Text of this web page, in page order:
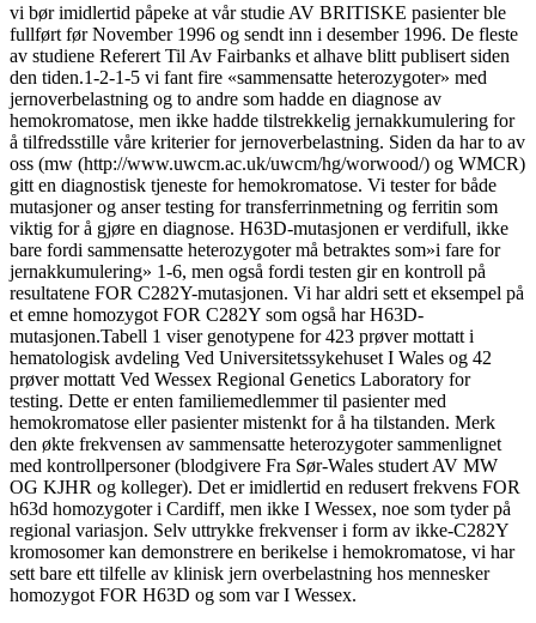
vi bør imidlertid påpeke at vår studie AV BRITISKE pasienter ble
fullført før November 1996 og sendt inn i desember 1996. De fleste
av studiene Referert Til Av Fairbanks et alhave blitt publisert siden
den tiden.1-2-1-5 vi fant fire «sammensatte heterozygoter» med
jernoverbelastning og to andre som hadde en diagnose av
hemokromatose, men ikke hadde tilstrekkelig jernakkumulering for
å tilfredsstille våre kriterier for jernoverbelastning. Siden da har to av
oss (mw (http://www.uwcm.ac.uk/uwcm/hg/worwood/) og WMCR)
gitt en diagnostisk tjeneste for hemokromatose. Vi tester for både
mutasjoner og anser testing for transferrinmetning og ferritin som
viktig for å gjøre en diagnose. H63D-mutasjonen er verdifull, ikke
bare fordi sammensatte heterozygoter må betraktes som»i fare for
jernakkumulering» 1-6, men også fordi testen gir en kontroll på
resultatene FOR C282Y-mutasjonen. Vi har aldri sett et eksempel på
et emne homozygot FOR C282Y som også har H63D-
mutasjonen.Tabell 1 viser genotypene for 423 prøver mottatt i
hematologisk avdeling Ved Universitetssykehuset I Wales og 42
prøver mottatt Ved Wessex Regional Genetics Laboratory for
testing. Dette er enten familiemedlemmer til pasienter med
hemokromatose eller pasienter mistenkt for å ha tilstanden. Merk
den økte frekvensen av sammensatte heterozygoter sammenlignet
med kontrollpersoner (blodgivere Fra Sør-Wales studert AV MW
OG KJHR og kolleger). Det er imidlertid en redusert frekvens FOR
h63d homozygoter i Cardiff, men ikke I Wessex, noe som tyder på
regional variasjon. Selv uttrykke frekvenser i form av ikke-C282Y
kromosomer kan demonstrere en berikelse i hemokromatose, vi har
sett bare ett tilfelle av klinisk jern overbelastning hos mennesker
homozygot FOR H63D og som var I Wessex.